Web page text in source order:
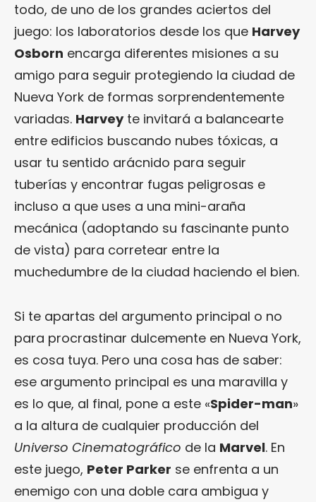
todo, de uno de los grandes aciertos del
juego: los laboratorios desde los que Harvey
Osborn encarga diferentes misiones a su
amigo para seguir protegiendo la ciudad de
Nueva York de formas sorprendentemente
variadas. Harveyte invitará a balancearte
entre edificios buscando nubes tóxicas, a
usar tu sentido arácnido para seguir
tuberías y encontrar fugas peligrosas e
incluso a que uses a una mini-araña
mecánica (adoptando su fascinante punto
de vista) para corretear entre la
muchedumbre de la ciudad haciendo el bien.
Si te apartas del argumento principal o no
para procrastinar dulcemente en Nueva York,
es cosa tuya. Pero una cosa has de saber:
ese argumento principal es una maravilla y
es lo que, al final, pone a este «Spider-man»
a la altura de cualquier producción del
Universo Cinematográfico de la Marvel. En
este juego, Peter Parker se enfrenta a un
enemigo con una doble cara ambigua y